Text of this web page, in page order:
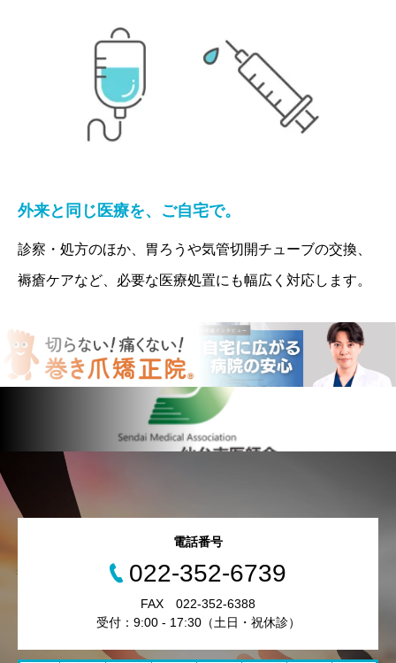
外来と同じ医療を、ご自宅で。
診察・処方のほか、胃ろうや気管切開チューブの交換、
褥瘡ケアなど、必要な医療処置にも幅広く対応します。
電話番号
022-352-6739
FAX 022-352-6388
受付：9:00 - 17:30（土日・祝休診）